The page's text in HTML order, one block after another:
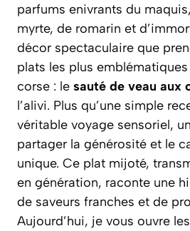
parfums enivrants du
myrte, de romarin et
décor spectaculaire que
plats les plus
corse : le sauté de veau aux
l’alivi. Plus qu’une simple
véritable voyage sensoriel,
partager la générosité et le
unique. Ce plat mijoté,
en génération, raconte une
de saveurs franches et de
Aujourd’hui, je vous ouvre